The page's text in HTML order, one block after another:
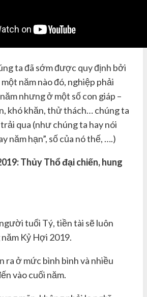
ta đã sớm được quy định bởi
năm nào đó, nghiệp phải
nhưng ở một số con giáp –
khó khăn, thử thách… chúng ta
qua (như chúng ta hay nói
năm hạn”, số của nó thế, ….)
Thủy Thổ đại chiến, hung
tuổi Tý, tiền tài sẽ luôn
Kỷ Hợi 2019.
ra ở mức bình bình và nhiều
vào cuối năm.